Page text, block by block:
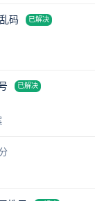
码 已解决
已解决